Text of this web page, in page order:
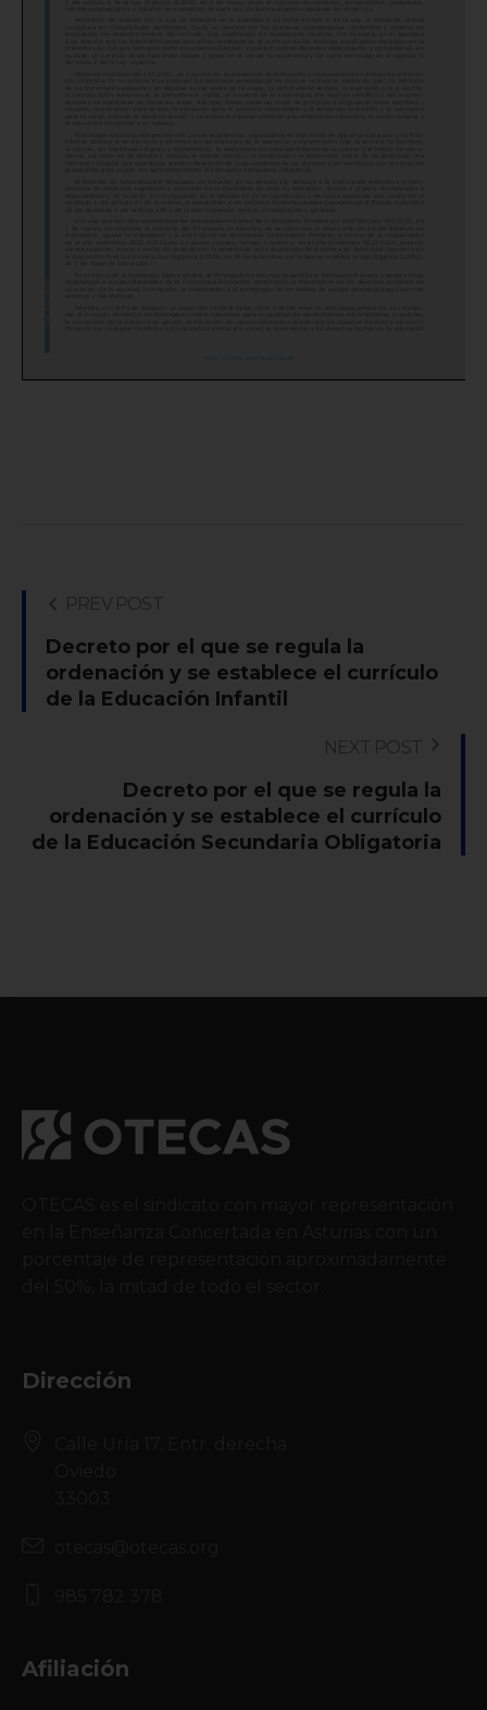
PREV POST
Decreto por el que se regula la
ordenación y se establece el currículo
de la Educación Infantil
NEXT POST
Decreto por el que se regula la
ordenación y se establece el currículo
de la Educación Secundaria Obligatoria
Dirección
Afiliación